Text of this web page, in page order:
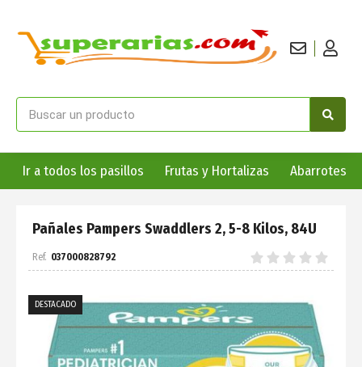
Ir a todos los pasillos Frutas y Hortalizas Abarrotes
Pañales Pampers Swaddlers 2, 5-8 Kilos, 84U
037000828792
DESTACADO